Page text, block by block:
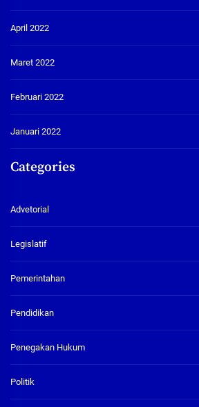
April 2022
Maret 2022
Februari 2022
Januari 2022
Categories
Advetorial
Legislatif
Pemerintahan
Pendidikan
Penegakan Hukum
Politik